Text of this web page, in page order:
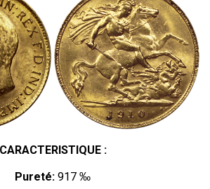
CARACTERISTIQUE :
Pureté: 917 ‰